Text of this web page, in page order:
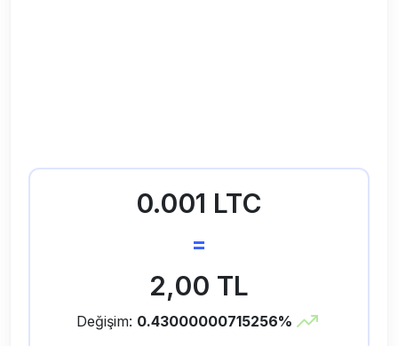
0.001 LTC
=
2,00 TL
Değişim: 0.43000000715256%